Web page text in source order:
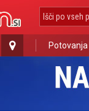
Potovanja